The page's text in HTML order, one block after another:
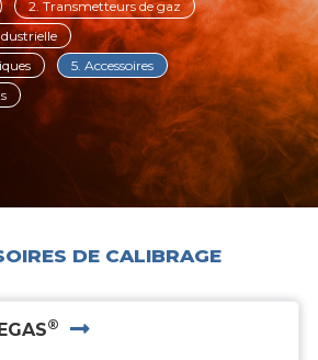
2. Transmetteurs de gaz
5. Accessoires
DE CALIBRAGE
®